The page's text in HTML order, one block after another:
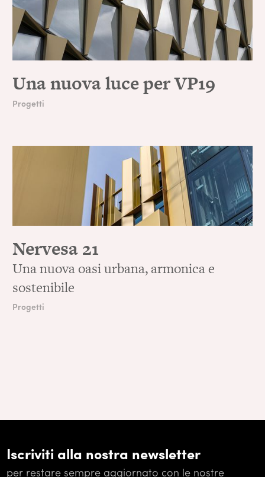
Una nuova luce per VP19
Progetti
Nervesa 21
Una nuova oasi urbana, armonica e
sostenibile
Progetti
Iscriviti alla nostra newsletter
per restare sempre aggiornato con le nostre